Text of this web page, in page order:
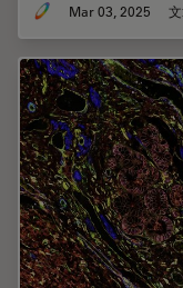
Mar 03, 2025